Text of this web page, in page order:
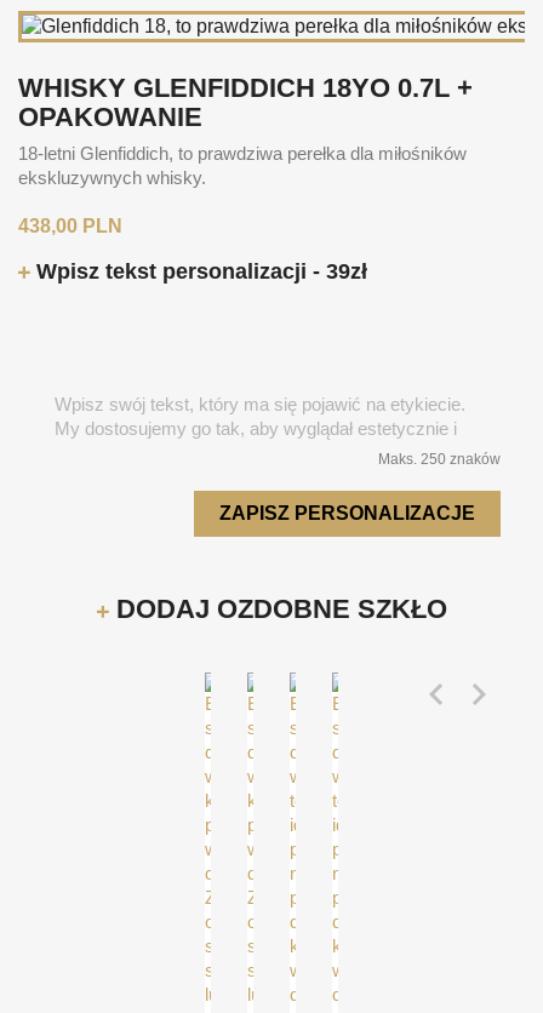
WHISKY GLENFIDDICH 18YO 0.7L +
OPAKOWANIE
18-letni Glenfiddich, to prawdziwa perełka dla miłośników
ekskluzywnych whisky.
438,00 PLN
Wpisz tekst personalizacji - 39zł
Maks. 250 znaków
ZAPISZ PERSONALIZACJE
DODAJ OZDOBNE SZKŁO
 